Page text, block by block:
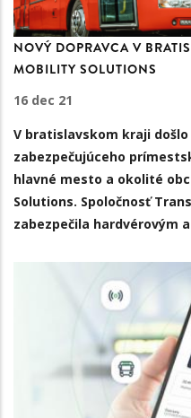
NOVÝ DOPRAVCA V
MOBILITY SOLUTIONS
16 dec 21
V bratislavskom kraji
zabezpečujúceho
hlavné mesto a okolité
Solutions. Spoločnosť
zabezpečila hardvérovým